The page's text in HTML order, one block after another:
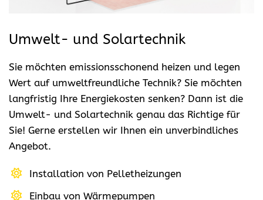
Umwelt- und Solartechnik
Sie möchten emissionsschonend heizen und legen
Wert auf umweltfreundliche Technik? Sie möchten
langfristig Ihre Energiekosten senken? Dann ist die
Umwelt- und Solartechnik genau das Richtige für
Sie! Gerne erstellen wir Ihnen ein unverbindliches
Angebot.
Installation von Pelletheizungen
Einbau von Wärmepumpen